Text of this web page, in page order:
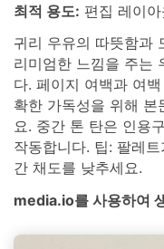
최적 용도: 편집 레이
귀리 우유의 따뜻함과
리미엄한 느낌을 주는
다. 페이지 여백과 여
확한 가독성을 위해
요. 중간 톤 탄은 인용
작동합니다. 팁: 팔레
간 채도를 낮추세요.
media.io를 사용하여